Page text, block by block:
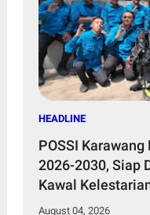
HEADLINE
POSSI
2026-2030, Siap
Kawal
August 04, 2026